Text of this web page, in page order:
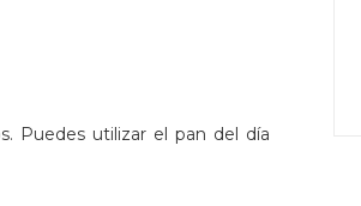
Puedes utilizar el pan del día